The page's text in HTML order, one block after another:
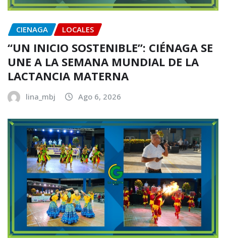
CIENAGA LOCALES
“UN INICIO SOSTENIBLE”: CIÉNAGA SE
UNE A LA SEMANA MUNDIAL DE LA
LACTANCIA MATERNA
lina_mbj Ago 6, 2026